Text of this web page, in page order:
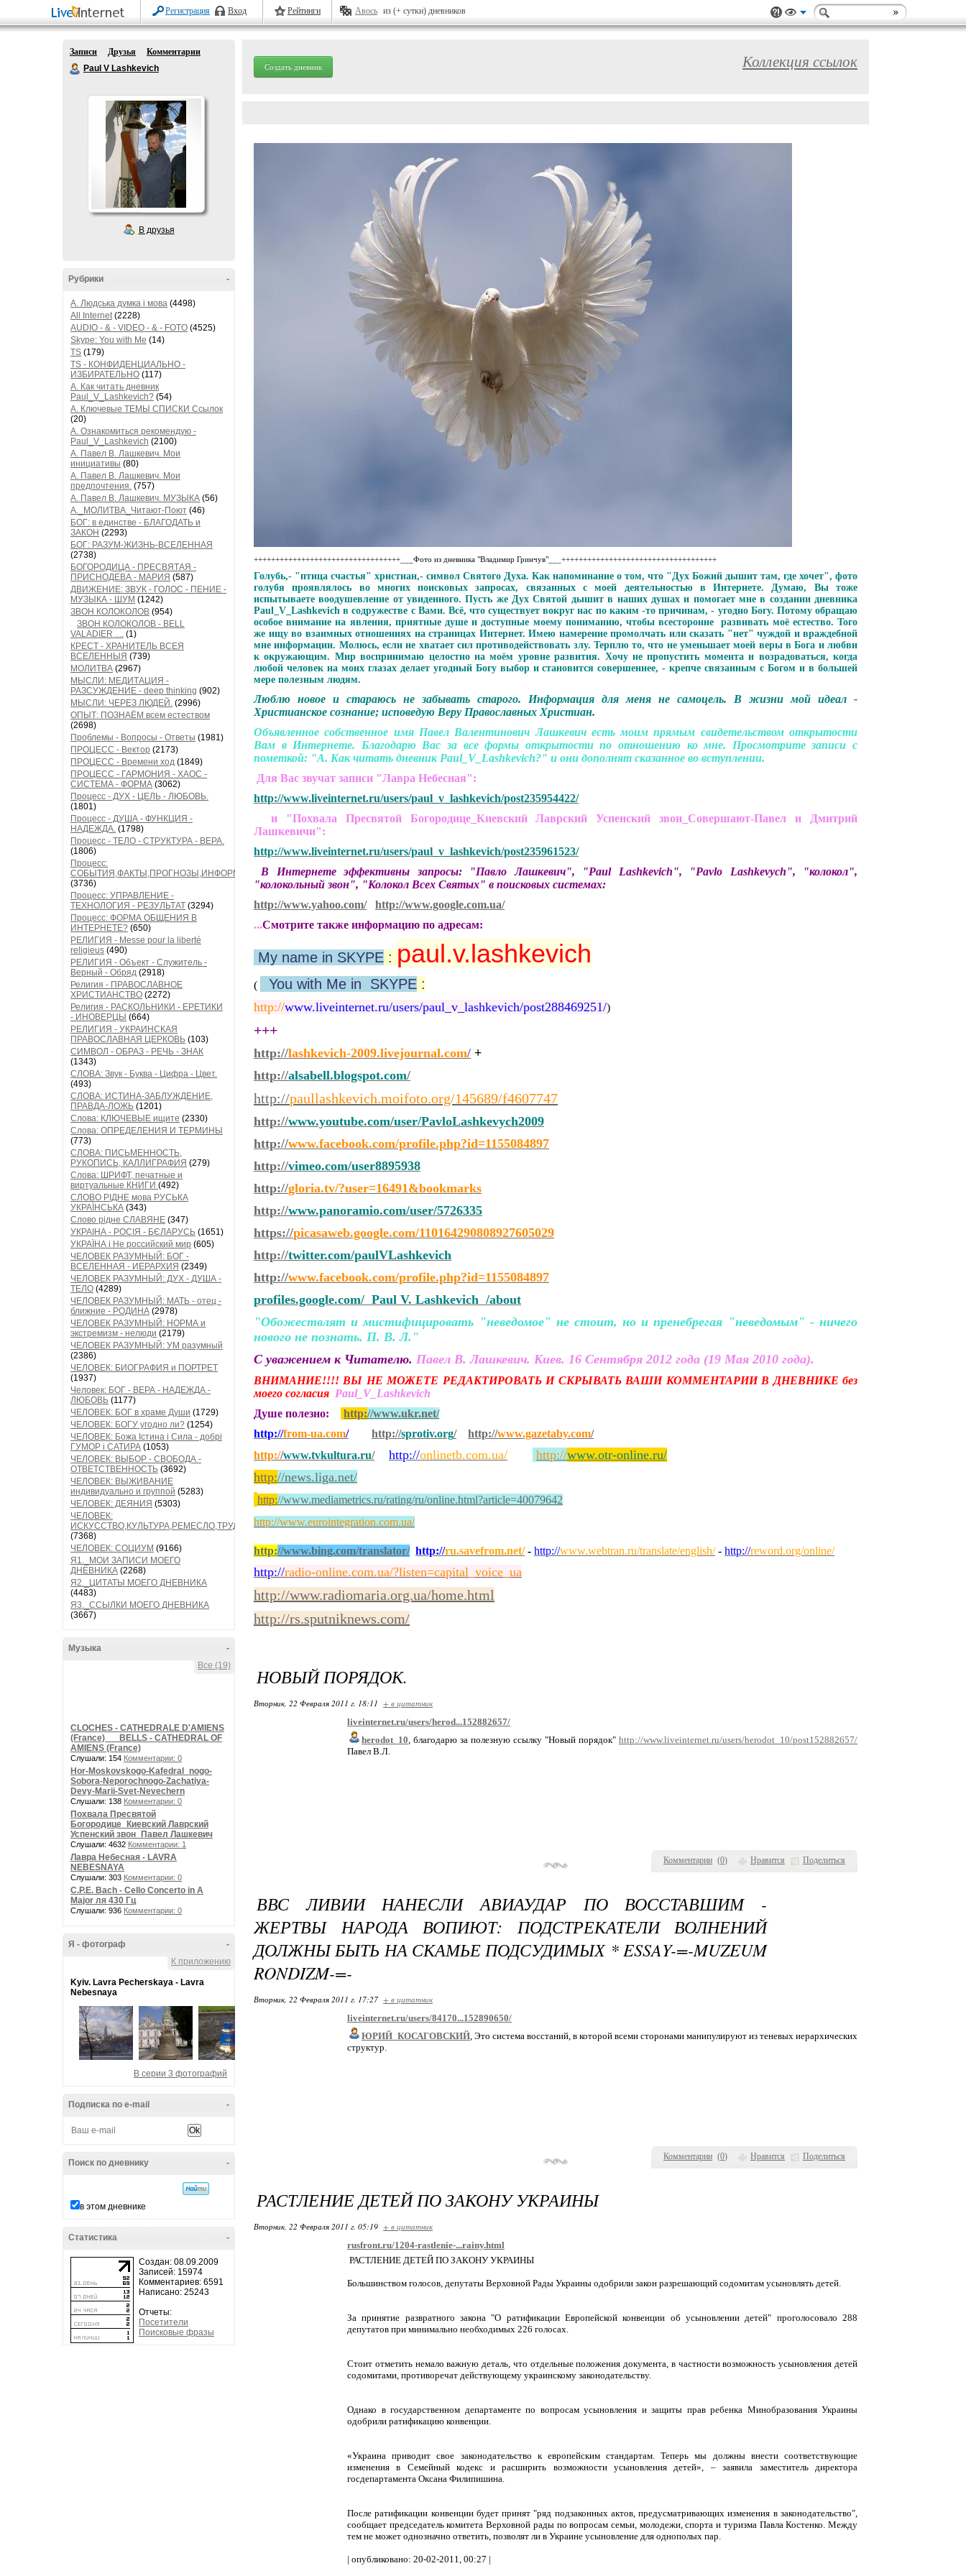
Регистрация Вход Рейтинги Авось из (+ сутки) дневников
Записи Друзья
Комментарии
Paul V Lashkevich
В друзья
-
Рубрики
A. Людська думка і мова (4498)
All Internet(2228)
AUDIO - & - VIDEO - & - FOTO (4525)
Skype: You with Me (14)
TS (179)
TS - КОНФИДЕНЦИАЛЬНО -
ИЗБИРАТЕЛЬНО (117)
А. Как читать дневник
Paul_V_Lashkevich? (54)
А. Ключевые ТЕМЫ СПИСКИ Ссылок
(20)
А. Ознакомиться рекомендую -
Paul_V_Lashkevich (2100)
А. Павел В. Лашкевич. Мои
инициативы (80)
А. Павел В. Лашкевич. Мои
предпочтения. (757)
А. Павел В. Лашкевич. МУЗЫКА (56)
А._МОЛИТВА_Читают-Поют (46)
БОГ: в единстве - БЛАГОДАТЬ и
ЗАКОН (2293)
БОГ: РАЗУМ-ЖИЗНЬ-ВСЕЛЕННАЯ
(2738)
БОГОРОДИЦА - ПРЕСВЯТАЯ -
ПРИСНОДЕВА - МАРИЯ (587)
ДВИЖЕНИЕ: ЗВУК - ГОЛОС - ПЕНИЕ -
МУЗЫКА - ШУМ (1242)
ЗВОН КОЛОКОЛОВ (954)
ЗВОН КОЛОКОЛОВ - BELL
VALADIER .... (1)
КРЕСТ - ХРАНИТЕЛЬ ВСЕЯ
ВСЕЛЕННЫЯ (739)
МОЛИТВА (2967)
МЫСЛИ: МЕДИТАЦИЯ -
РАЗСУЖДЕНИЕ - deep thinking (902)
МЫСЛИ: ЧЕРЕЗ ЛЮДЕЙ. (2996)
ОПЫТ: ПОЗНАЁМ всем естеством
(2698)
Проблемы - Вопросы - Ответы (1981)
ПРОЦЕСС - Вектор (2173)
ПРОЦЕСС - Времени ход (1849)
ПРОЦЕСС - ГАРМОНИЯ - ХАОС -
СИСТЕМА - ФОРМА (3062)
Процесс - ДУХ - ЦЕЛЬ - ЛЮБОВЬ.
(1801)
Процесс - ДУША - ФУНКЦИЯ -
НАДЕЖДА. (1798)
Процесс - ТЕЛО - СТРУКТУРА - ВЕРА.
(1806)
Процесс:
СОБЫТИЯ,ФАКТЫ,ПРОГНОЗЫ,ИНФОРМАЦИЯ
(3736)
Процесс: УПРАВЛЕНИЕ -
ТЕХНОЛОГИЯ - РЕЗУЛЬТАТ (3294)
Процесс: ФОРМА ОБЩЕНИЯ В
ИНТЕРНЕТЕ? (650)
РЕЛИГИЯ - Messe pour la liberté
religieus (490)
РЕЛИГИЯ - Объект - Служитель -
Верный - Обряд (2918)
Религия - ПРАВОСЛАВНОЕ
ХРИСТИАНСТВО (2272)
Религия - РАСКОЛЬНИКИ - ЕРЕТИКИ
- ИНОВЕРЦЫ (664)
РЕЛИГИЯ - УКРАИНСКАЯ
ПРАВОСЛАВНАЯ ЦЕРКОВЬ (103)
СИМВОЛ - ОБРАЗ - РЕЧЬ - ЗНАК
(1343)
СЛОВА: Звук - Буква - Цифра - Цвет.
(493)
СЛОВА: ИСТИНА-ЗАБЛУЖДЕНИЕ,
ПРАВДА-ЛОЖЬ (1201)
Слова: КЛЮЧЕВЫЕ ищите (2330)
Слова: ОПРЕДЕЛЕНИЯ И ТЕРМИНЫ
(773)
СЛОВА: ПИСЬМЕННОСТЬ,
РУКОПИСЬ, КАЛЛИГРАФИЯ (279)
Слова: ШРИФТ, печатные и
виртуальные КНИГИ (492)
СЛОВО РІДНЕ мова РУСЬКА
УКРАЇНСЬКА (343)
Слово рідне СЛАВЯНЕ (347)
УКРАІНА - РОСІЯ - БЄЛАРУСЬ (1651)
УКРАЇНА і Не российский мир (605)
ЧЕЛОВЕК РАЗУМНЫЙ: БОГ -
ВСЕЛЕННАЯ - ИЕРАРХИЯ (2349)
ЧЕЛОВЕК РАЗУМНЫЙ: ДУХ - ДУША -
ТЕЛО (4289)
ЧЕЛОВЕК РАЗУМНЫЙ: МАТЬ - отец -
ближние - РОДИНА (2978)
ЧЕЛОВЕК РАЗУМНЫЙ: НОРМА и
экстремизм - нелюди (2179)
ЧЕЛОВЕК РАЗУМНЫЙ: УМ разумный
(2386)
ЧЕЛОВЕК: БИОГРАФИЯ и ПОРТРЕТ
(1937)
Человек: БОГ - ВЕРА - НАДЕЖДА -
ЛЮБОВЬ (1177)
ЧЕЛОВЕК: БОГ в храме Души (1729)
ЧЕЛОВЕК: БОГУ угодно ли? (1254)
ЧЕЛОВЕК: Божа Істина і Сила - добрі
ГУМОР і САТИРА (1053)
ЧЕЛОВЕК: ВЫБОР - СВОБОДА -
ОТВЕТСТВЕННОСТЬ (3692)
ЧЕЛОВЕК: ВЫЖИВАНИЕ
индивидуально и группой (5283)
ЧЕЛОВЕК: ДЕЯНИЯ (5303)
ЧЕЛОВЕК:
ИСКУССТВО,КУЛЬТУРА,РЕМЕСЛО,ТРУД
(7368)
ЧЕЛОВЕК: СОЦИУМ (9166)
Я1._МОИ ЗАПИСИ МОЕГО
ДНЕВНИКА (2268)
Я2._ЦИТАТЫ МОЕГО ДНЕВНИКА
(4483)
Я3._ССЫЛКИ МОЕГО ДНЕВНИКА
(3667)
-
Музыка
Все (19)
CLOCHES - CATHEDRALE D'AMIENS
(France) __ BELLS - CATHEDRAL OF
AMIENS (France)
Слушали: 154 Комментарии: 0
Hor-Moskovskogo-Kafedral_nogo-
Sobora-Neporochnogo-Zachatiya-
Devy-Marii-Svet-Nevechern
Слушали: 138 Комментарии: 0
Похвала Пресвятой
Богородице_Киевский Лаврский
Успенский звон_Павел Лашкевич
Слушали: 4632 Комментарии: 1
Лавра Небесная - LAVRA
NEBESNAYA
Слушали: 303 Комментарии: 0
C.P.E. Bach - Cello Concerto in A
Major ля 430 Гц
Слушали: 936 Комментарии: 0
-
Я - фотограф
К приложению
Kyiv. Lavra Pecherskaya - Lavra
Nebesnaya
В серии 3 фотографий
-
Подписка по e-mail
-
Поиск по дневнику
в этом дневнике
-
Статистика
Создан: 08.09.2009
Записей: 15974
Комментариев: 6591
Написано: 25243
Отчеты:
Посетители
Поисковые фразы
Создать дневник Коллекция ссылок
++++++++++++++++++++++++++++++++++___Фото из дневника "Владимир Гринчув"___++++++++++++++++++++++++++++++++++++
Голубь,- "птица счастья" христиан,- символ Святого Духа. Как напоминание о том, что "Дух Божий дышит там, где хочет", фото
голубя проявлялось во многих поисковых запросах, связанных с моей деятельностью в Интернете. Думаю, Вы тоже
испытываете воодушевление от увиденного. Пусть же Дух Святой дышит в наших душах и помогает мне в создании дневника
Paul_V_Lashkevich в содружестве с Вами. Всё, что существует вокруг нас по каким -то причинам, - угодно Богу. Потому обращаю
особое внимание на явления, приятные душе и доступные моему пониманию, чтобы всесторонне развивать моё естество. Того
же ищу во взаимных отношениях на страницах Интернет. Имею намерение промолчать или сказать "нет" чуждой и враждебной
мне информации. Молюсь, если не хватает сил противодействовать злу. Терплю то, что не уменьшает моей веры в Бога и любви
к окружающим. Мир воспринимаю целостно на моём уровне развития. Хочу не пропустить момента и возрадоваться, когда
любой человек на моих глазах делает угодный Богу выбор и становится совершеннее, - крепче связанным с Богом и в большей
мере полезным людям.
Люблю новое и стараюсь не забывать старого. Информация для меня не самоцель. В жизни мой идеал -
Христианское сознание; исповедую Веру Православных Христиан.
Объявленное собственное имя Павел Валентинович Лашкевич есть моим прямым свидетельством открытости
Вам в Интернете. Благодарю Вас за все формы открытости по отношению ко мне. Просмотрите записи с
пометкой: "А. Как читать дневник Paul_V_Lashkevich?" и они дополнят сказанное во вступлении.
Для Вас звучат записи "Лавра Небесная":
http://www.liveinternet.ru/users/paul_v_lashkevich/post235954422/
и "Похвала Пресвятой Богородице_Киевский Лаврский Успенский звон_Совершают-Павел и Дмитрий
Лашкевичи":
http://www.liveinternet.ru/users/paul_v_lashkevich/post235961523/
В Интернете эффективны запросы: "Павло Лашкевич", "Paul Lashkevich", "Pavlo Lashkevych", "колокол",
"колокольный звон", "Колокол Всех Святых" в поисковых системах:
http://www.yahoo.com/
http://www.google.com.ua/
...Смотрите также информацию по адресам:
My name in SKYPE : paul.v.lashkevich
( You with Me in SKYPE :
http://www.liveinternet.ru/users/paul_v_lashkevich/post288469251/)
+++
http://lashkevich-2009.livejournal.com/ +
http://alsabell.blogspot.com/
http://paullashkevich.moifoto.org/145689/f4607747
http://www.youtube.com/user/PavloLashkevych2009
http://www.facebook.com/profile.php?id=1155084897
http://vimeo.com/user8895938
http://gloria.tv/?user=16491&bookmarks
http://www.panoramio.com/user/5726335
https://picasaweb.google.com/110164290808927605029
http://twitter.com/paulVLashkevich
http://www.facebook.com/profile.php?id=1155084897
profiles.google.com/ Paul V. Lashkevich /about
"Обожествлят и мистифицировать "неведомое" не стоит, но и пренебрегая "неведомым" - ничего
нового не познать. П. В. Л."
С уважением к Читателю. Павел В. Лашкевич. Киев. 16 Сентября 2012 года (19 Мая 2010 года).
ВНИМАНИЕ!!!! ВЫ НЕ МОЖЕТЕ РЕДАКТИРОВАТЬ И СКРЫВАТЬ ВАШИ КОММЕНТАРИИ В ДНЕВНИКЕ без
моего согласия Paul_V_Lashkevich
Душе полезно:
http://www.ukr.net/
http://from-ua.com/ http://sprotiv.org/ http://www.gazetaby.com/
http://www.tvkultura.ru/ http://onlinetb.com.ua/ http://www.otr-online.ru/
http://news.liga.net/
http://www.mediametrics.ru/rating/ru/online.html?article=40079642
http://www.eurointegration.com.ua/
http://www.bing.com/translator/ http://ru.savefrom.net/- http://www.webtran.ru/translate/english/- http://reword.org/online/
http://radio-online.com.ua/?listen=capital_voice_ua
http://www.radiomaria.org.ua/home.html
http://rs.sputniknews.com/
Комментарии (0) Нравится Поделиться
НОВЫЙ ПОРЯДОК.
Вторник, 22 Февраля 2011 г. 18:11 + в цитатник
liveinternet.ru/users/herod...152882657/
herodot_10, благодарю за полезную ссылку "Новый порядок" http://www.liveinternet.ru/users/herodot_10/post152882657/
Павел В.Л.
Комментарии (0) Нравится Поделиться
ВВС ЛИВИИ НАНЕСЛИ АВИАУДАР ПО ВОССТАВШИМ -
ЖЕРТВЫ НАРОДА ВОПИЮТ: ПОДСТРЕКАТЕЛИ ВОЛНЕНИЙ
ДОЛЖНЫ БЫТЬ НА СКАМЬЕ ПОДСУДИМЫХ * ESSAY-=-MUZEUM
RONDIZM-=-
Вторник, 22 Февраля 2011 г. 17:27 + в цитатник
liveinternet.ru/users/84170...152890650/
ЮРИЙ_КОСАГОВСКИЙ, Это система восстаний, в которой всеми сторонами манипулируют из теневых иерархических
структур.
РАСТЛЕНИЕ ДЕТЕЙ ПО ЗАКОНУ УКРАИНЫ
Вторник, 22 Февраля 2011 г. 05:19 + в цитатник
rusfront.ru/1204-rastlenie-...rainy.html
РАСТЛЕНИЕ ДЕТЕЙ ПО ЗАКОНУ УКРАИНЫ
Большинством голосов, депутаты Верховной Рады Украины одобрили закон разрешающий содомитам усыновлять детей.
За принятие развратного закона "О ратификации Европейской конвенции об усыновлении детей" проголосовало 288
депутатов при минимально необходимых 226 голосах.
Стоит отметить немало важную деталь, что отдельные положения документа, в частности возможность усыновления детей
содомитами, противоречат действующему украинскому законодательству.
Однако в государственном департаменте по вопросам усыновления и защиты прав ребенка Минобразования Украины
одобрили ратификацию конвенции.
«Украина приводит свое законодательство к европейским стандартам. Теперь мы должны внести соответствующие
изменения в Семейный кодекс и расширить возможности усыновления детей», – заявила заместитель директора
госдепартамента Оксана Филипишина.
После ратификации конвенции будет принят "ряд подзаконных актов, предусматривающих изменения в законодательство",
сообщает председатель комитета Верховной рады по вопросам семьи, молодежи, спорта и туризма Павла Костенко. Между
тем не может однозначно ответить, позволят ли в Украине усыновление для однополых пар.
| опубликовано: 20-02-2011, 00:27 |